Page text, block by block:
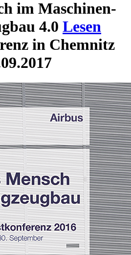
im Maschinen-
4.0 Lesen
in Chemnitz